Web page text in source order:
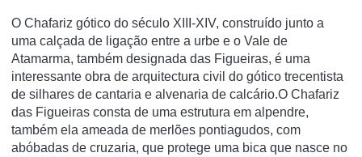
O Chafariz gótico do século XIII-XIV, construído junto a
uma calçada de ligação entre a urbe e o Vale de
Atamarma, também designada das Figueiras, é uma
interessante obra de arquitectura civil do gótico trecentista
de silhares de cantaria e alvenaria de calcário.O Chafariz
das Figueiras consta de uma estrutura em alpendre,
também ela ameada de merlões pontiagudos, com
abóbadas de cruzaria, que protege uma bica que nasce no